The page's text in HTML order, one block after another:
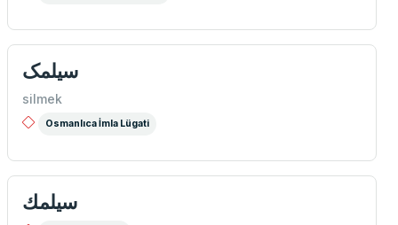
سیلمک
silmek
Osmanlıca İmla Lügati
سيلمك